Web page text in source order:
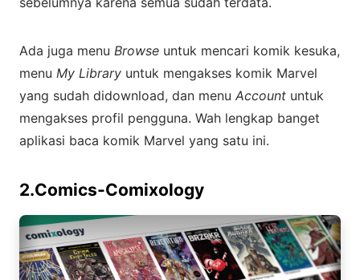
Ada juga menu Browse untuk mencari komik kesuka,
menu My Library untuk mengakses komik Marvel
yang sudah didownload, dan menu Account untuk
mengakses profil pengguna. Wah lengkap banget
aplikasi baca komik Marvel yang satu ini.
2.Comics-Comixology